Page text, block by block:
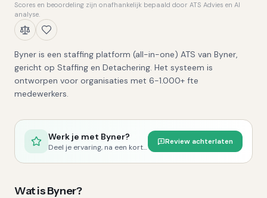
Scores en beoordeling zijn onafhankelijk bepaald door ATS Advies en AI
analyse.
Byner is een staffing platform (all-in-one) ATS van Byner,
gericht op Staffing en Detachering. Het systeem is
ontworpen voor organisaties met 6-1.000+ fte
medewerkers.
Werk je met Byner?
Deel je ervaring, na een korte controle publiceren we je review.
Review achterlaten
Wat isByner?